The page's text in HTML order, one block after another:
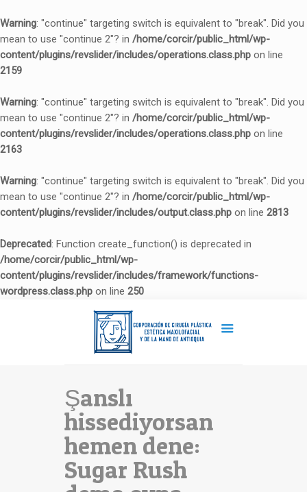
Warning: "continue" targeting switch is equivalent to "break". Did you
mean to use "continue 2"? in /home/corcir/public_html/wp-
content/plugins/revslider/includes/operations.class.php on line
2159
Warning: "continue" targeting switch is equivalent to "break". Did you
mean to use "continue 2"? in /home/corcir/public_html/wp-
content/plugins/revslider/includes/operations.class.php on line
2163
Warning: "continue" targeting switch is equivalent to "break". Did you
mean to use "continue 2"? in /home/corcir/public_html/wp-
content/plugins/revslider/includes/output.class.php on line 2813
Deprecated: Function create_function() is deprecated in
/home/corcir/public_html/wp-
content/plugins/revslider/includes/framework/functions-
wordpress.class.php on line 250
Şanslı
hissediyorsan
hemen dene:
Sugar Rush